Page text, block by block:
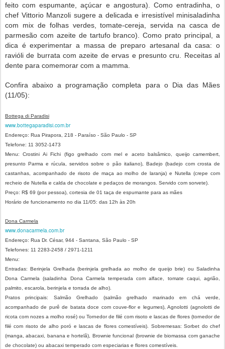
feito com espumante, açúcar e angostura). Como entradinha, o
chef Vittorio Manzoli sugere a delicada e irresistível minisaladinha
com mix de folhas verdes, tomate-cereja, servida na casca de
parmesão com azeite de tartufo branco). Como prato principal, a
dica é experimentar a massa de preparo artesanal da casa: o
ravióli de burrata com azeite de ervas e presunto cru. Receitas al
dente para comemorar com a mamma.
Confira abaixo a programação completa para o Dia das Mães
(11/05):
Bottega di Paradisi
www.bottegaparadisi.com.br
Endereço: Rua Pirapora, 218 - Paraíso - São Paulo - SP
Telefone: 11 3052-1473
Menu: Crostini Ai Fichi (figo grelhado com mel e aceto balsâmico, queijo camembert,
presunto Parma e rúcula, servidos sobre o pão italiano), Badejo (badejo com crosta de
castanhas, acompanhado de risoto de maça ao molho de laranja) e Nutella (crepe com
recheio de Nutella e calda de chocolate e pedaços de morangos. Servido com sorvete).
Preço: R$ 69 (por pessoa), cortesia de 01 taça de espumante para as mães
Horário de funcionamento no dia 11/05: das 12h às 20h
Dona Carmela
www.donacarmela.com.br
Endereço: Rua Dr. César, 944 - Santana, São Paulo - SP
Telefones: 11 2283-2458 / 2971-1211
Menu:
Entradas: Berinjela Grelhada (berinjela grelhada ao molho de queijo brie) ou Saladinha
Dona Carmela (saladinha Dona Carmela temperada com alface, tomate caqui, agrião,
palmito, escarola, berinjela e torrada de alho).
Pratos principais: Salmão Grelhado (salmão grelhado marinado em chá verde,
acompanhado de purê de batata doce com couve-flor e legumes), Agnolotti (agnolotti de
ricota com nozes a molho rosé) ou Tornedor de filé com risoto e lascas de flores (tornedor de
filé com risoto de alho poró e lascas de flores comestíveis). Sobremesas: Sorbet do chef
(manga, abacaxi, banana e hortelã), Brownie funcional (brownie de biomassa com ganache
de chocolate) ou abacaxi temperado com especiarias e flores comestíveis.